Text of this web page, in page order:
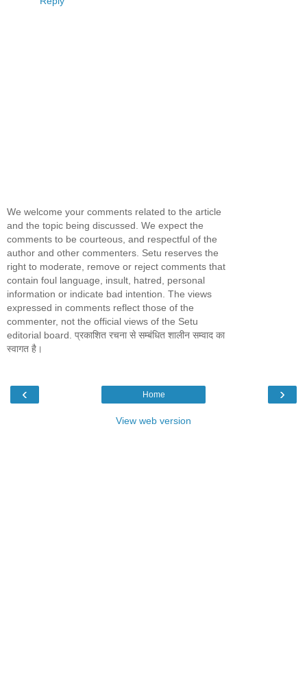
We welcome your comments related to the article
and the topic being discussed. We expect the
comments to be courteous, and respectful of the
author and other commenters. Setu reserves the
right to moderate, remove or reject comments that
contain foul language, insult, hatred, personal
information or indicate bad intention. The views
expressed in comments reflect those of the
commenter, not the official views of the Setu
editorial board. प्रकाशित रचना से सम्बंधित शालीन सम्वाद का
स्वागत है।
‹ ›
Home
View web version